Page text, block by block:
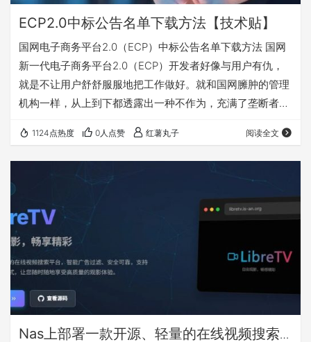
ECP2.0中标公告名单下载方法【技术贴】
国网电子商务平台2.0（ECP）中标公告名单下载方法 国网
新一代电子商务平台2.0（ECP）开发者好像与用户有仇，
就是不让用户舒舒服服地把工作做好。就和国网臃肿的管理
机构一样，从上到下都透露出一种不作为，充满了垄断者的
升级后，搜索功能极其垃圾，但不得不忍受，居然对中标公
告中的PDF文件进行了权限限制，只能预览，不让下载、复
制和打印。 下面介绍的方法，通过对一些参数的调整，可以
在网页端对中标公告中的PDF文件直接下载，此方法比较简
单，适合网络小白使用。 【由于…
1124点热度 0人点赞 红薯丸子 阅读全文
Nas上部署一款开源、轻量的在线视频搜索